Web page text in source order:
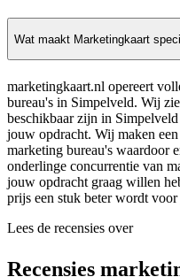
Wat maakt Marketingkaart
marketingkaart.nl opereert
bureau's in Simpelveld. Wij
beschikbaar zijn in
jouw opdracht. Wij maken
marketing bureau's waardoor
onderlinge concurrentie van
jouw opdracht graag willen
prijs een stuk beter wordt
Lees de recensies over
Recensies